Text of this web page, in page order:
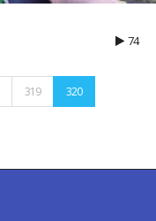
74
319 320